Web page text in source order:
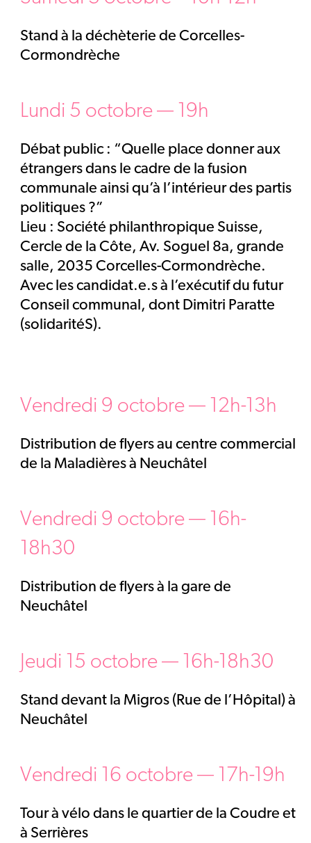
Stand à la déchèterie de Corcelles-
Cormondrèche
Lundi 5 octobre — 19h
Débat public : “Quelle place donner aux
étrangers dans le cadre de la fusion
communale ainsi qu’à l’intérieur des partis
politiques ?”
Lieu : Société philanthropique Suisse,
Cercle de la Côte, Av. Soguel 8a, grande
salle, 2035 Corcelles-Cormondrèche.
Avec les candidat.e.s à l’exécutif du futur
Conseil communal, dont Dimitri Paratte
(solidaritéS).
Vendredi 9 octobre — 12h-13h
Distribution de flyers au centre commercial
de la Maladières à Neuchâtel
Vendredi 9 octobre — 16h-
18h30
Distribution de flyers à la gare de
Neuchâtel
Jeudi 15 octobre — 16h-18h30
Stand devant la Migros (Rue de l’Hôpital) à
Neuchâtel
Vendredi 16 octobre — 17h-19h
Tour à vélo dans le quartier de la Coudre et
à Serrières